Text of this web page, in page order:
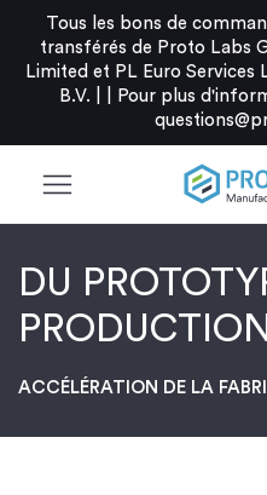
Tous les bons de
transférés de Proto Labs
Limited et PL Euro
B.V. |
Pour plus
menu
DU
PRODUCTION
ACCÉLÉRATION DE LA